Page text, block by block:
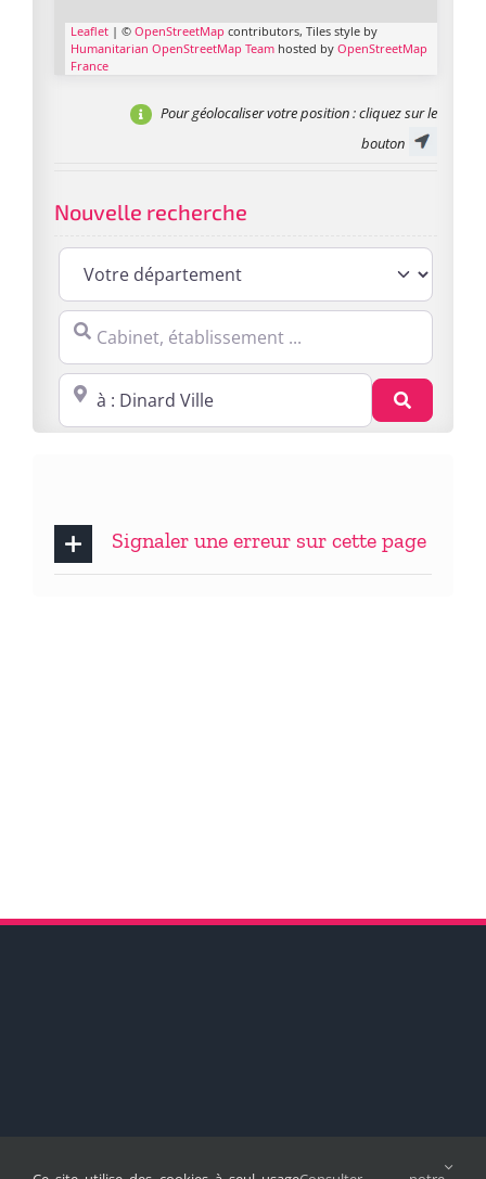
Leaflet | © OpenStreetMap contributors, Tiles style by
Humanitarian OpenStreetMap Team hosted by OpenStreetMap
France
Pour géolocaliser votre position: cliquez sur le
bouton
Nouvelle recherche
Cabinet, établissement ...
Proche de : ville, cp, lieu ...
Signaler une erreur sur cette page